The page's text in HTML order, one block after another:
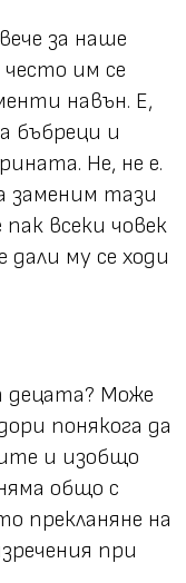
за наше
им се
навън. Е,
бъбреци и
Не, не е.
заменим тази
пак всеки човек
дали му се ходи
децата? Може
понякога да
и изобщо
общо с
прекланяне на
при